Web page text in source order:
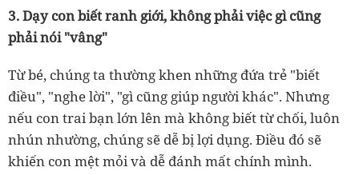
3. Dạy con biết ranh giới, không phải việc gì cũng
phải nói "vâng"
Từ bé, chúng ta thường khen những đứa trẻ "biết
điều", "nghe lời", "gì cũng giúp người khác". Nhưng
nếu con trai bạn lớn lên mà không biết từ chối, luôn
nhún nhường, chúng sẽ dễ bị lợi dụng. Điều đó sẽ
khiến con mệt mỏi và dễ đánh mất chính mình.